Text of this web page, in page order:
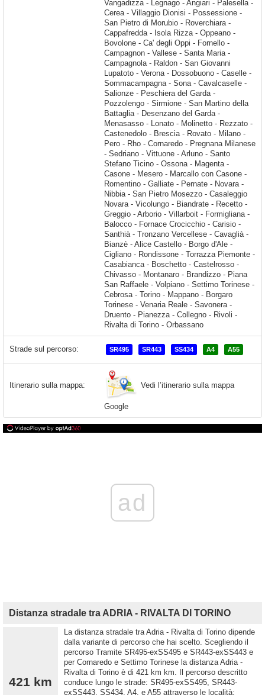
Strade sul percorso: SR495 SR443 SS434 A4 A55
Itinerario sulla mappa: Vedi l’itinerario sulla mappa
Google
ad
Distanza stradale tra ADRIA - RIVALTA DI TORINO
421 km
La distanza stradale tra Adria - Rivalta di Torino dipende
dalla variante di percorso che hai scelto. Scegliendo il
percorso Tramite SR495-exSS495 e SR443-exSS443 e
per Cornaredo e Settimo Torinese la distanza Adria -
Rivalta di Torino è di 421 km km. Il percorso descritto
conduce lungo le strade: SR495-exSS495, SR443-
exSS443, SS434, A4, e A55 attraverso le località: